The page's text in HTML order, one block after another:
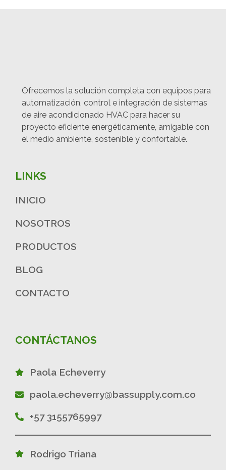
Ofrecemos la solución completa con equipos para
automatización, control e integración de sistemas
de aire acondicionado HVAC para hacer su
proyecto eficiente energéticamente, amigable con
el medio ambiente, sostenible y confortable.
LINKS
INICIO
NOSOTROS
PRODUCTOS
BLOG
CONTACTO
CONTÁCTANOS
Paola Echeverry
paola.echeverry@bassupply.com.co
+57 3155765997
Rodrigo Triana